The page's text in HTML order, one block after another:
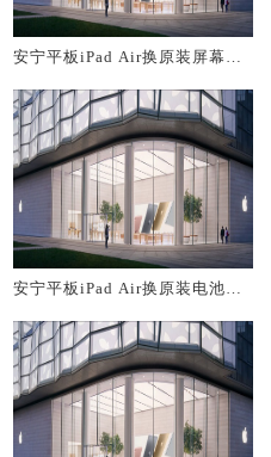
安宁平板iPad Air换原装屏幕服
安宁平板iPad Air换原装电池维